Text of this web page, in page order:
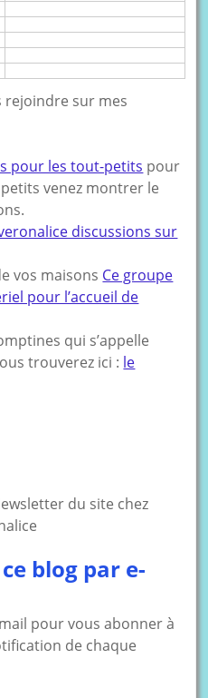
rejoindre sur mes
pour les tout-petits pour
venez montrer le
discussions sur
vos maisons Ce groupe
pour l’accueil de
qui s’appelle
trouverez ici : le
du site chez
blog par e-
pour vous abonner à
de chaque